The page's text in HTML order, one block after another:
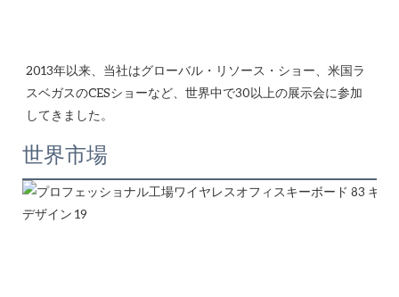
2013年以来、当社はグローバル・リソース・ショー、米国ラ
スベガスのCESショーなど、世界中で30以上の展示会に参加
世界市場